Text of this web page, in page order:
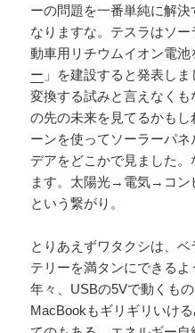
ーの問題を一番単純に解
なりますな。テスラはソ
動車用リチウムイオン電池
ー 」を建設すると発表し
変換する試みと言えなく
の先の未来を見てるかも
ーンを使ってソーラーパ
デアをどこかで見ました
ます。太陽光→電気→コン
という繋がり。
とりあえずワタクシは、
テリーを満タンにできるよ
年々、USBの5Vで動くも
MacBookもギリギリいけ